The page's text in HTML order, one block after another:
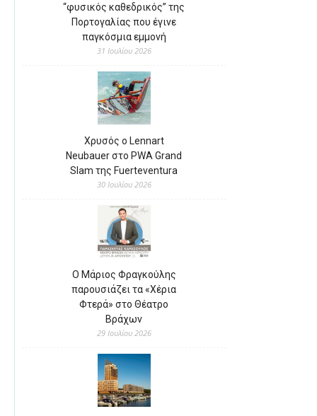
“φυσικός καθεδρικός” της
Πορτογαλίας που έγινε
παγκόσμια εμμονή
31 Ιουλίου 2026
Χρυσός ο Lennart
Neubauer στο PWA Grand
Slam της Fuerteventura
30 Ιουλίου 2026
Ο Μάριος Φραγκούλης
παρουσιάζει τα «Χέρια
Φτερά» στο Θέατρο
Βράχων
29 Ιουλίου 2026